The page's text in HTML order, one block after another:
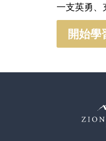
一支英勇、
開始學